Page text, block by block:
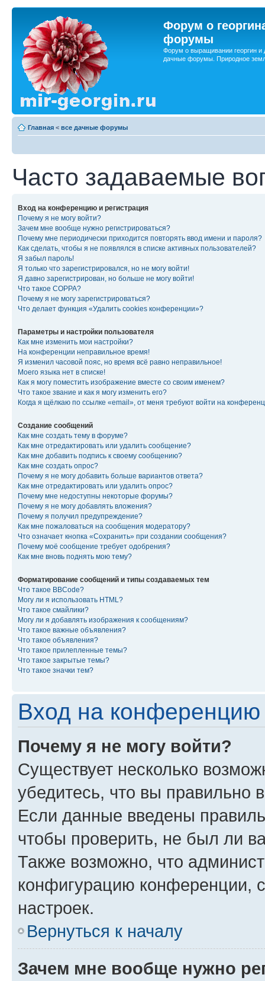
Форум о
форумы
Форум о выращивании георгин и
дачные форумы. Природное
Главная < все дачные форумы
Часто задаваемые
Вход на конференцию и регистрация
Почему я не могу войти?
Зачем мне вообще нужно регистрироваться?
Почему мне периодически приходится повторять ввод имени и пароля?
Как сделать, чтобы я не появлялся в списке активных пользователей?
Я забыл пароль!
Я только что зарегистрировался, но не могу войти!
Я давно зарегистрирован, но больше не могу войти!
Что такое COPPA?
Почему я не могу зарегистрироваться?
Что делает функция «Удалить cookies конференции»?
Параметры и настройки пользователя
Как мне изменить мои настройки?
На конференции неправильное время!
Я изменил часовой пояс, но время всё равно неправильное!
Моего языка нет в списке!
Как я могу поместить изображение вместе со своим именем?
Что такое звание и как я могу изменить его?
Когда я щёлкаю по ссылке «email», от меня требуют войти на
Создание сообщений
Как мне создать тему в форуме?
Как мне отредактировать или удалить сообщение?
Как мне добавить подпись к своему сообщению?
Как мне создать опрос?
Почему я не могу добавить больше вариантов ответа?
Как мне отредактировать или удалить опрос?
Почему мне недоступны некоторые форумы?
Почему я не могу добавлять вложения?
Почему я получил предупреждение?
Как мне пожаловаться на сообщения модератору?
Что означает кнопка «Сохранить» при создании сообщения?
Почему моё сообщение требует одобрения?
Как мне вновь поднять мою тему?
Форматирование сообщений и типы создаваемых тем
Что такое BBCode?
Могу ли я использовать HTML?
Что такое смайлики?
Могу ли я добавлять изображения к сообщениям?
Что такое важные объявления?
Что такое объявления?
Что такое прилепленные темы?
Что такое закрытые темы?
Что такое значки тем?
Вход на конференцию
Почему я не могу войти?
Существует несколько
убедитесь, что вы правильно
Если данные введены
чтобы проверить, не был ли
Также возможно, что
конфигурацию конференции,
настроек.
Вернуться к началу
Зачем мне вообще нужно